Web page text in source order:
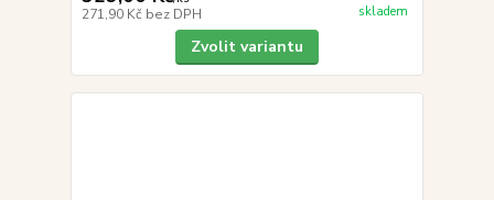
271,90 Kč bez DPH skladem
Zvolit variantu